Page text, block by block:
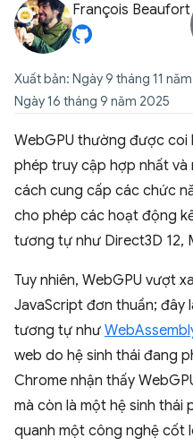
François Beaufort
Xuất bản: Ngày 9 tháng 11
Ngày 16 tháng 9 năm 2025
WebGPU thường được coi
phép truy cập hợp nhất và
cách cung cấp các chức
cho phép các hoạt động
tương tự như Direct3D 12,
Tuy nhiên, WebGPU vượt
JavaScript đơn thuần; đây
tương tự như
web do hệ sinh thái đang
Chrome nhận thấy
mà còn là một hệ sinh thái
quanh một công nghệ cốt